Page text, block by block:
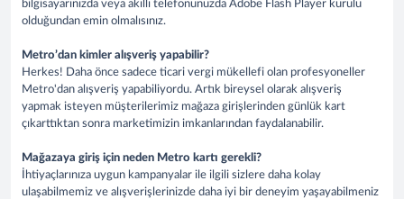
bilgisayarınızda veya akıllı telefonunuzda Adobe Flash Player kurulu
olduğundan emin olmalısınız.
Metro’dan kimler alışveriş yapabilir?
Herkes! Daha önce sadece ticari vergi mükellefi olan profesyoneller
Metro'dan alışveriş yapabiliyordu. Artık bireysel olarak alışveriş
yapmak isteyen müşterilerimiz mağaza girişlerinden günlük kart
çıkarttıktan sonra marketimizin imkanlarından faydalanabilir.
Mağazaya giriş için neden Metro kartı gerekli?
İhtiyaçlarınıza uygun kampanyalar ile ilgili sizlere daha kolay
ulaşabilmemiz ve alışverişlerinizde daha iyi bir deneyim yaşayabilmeniz